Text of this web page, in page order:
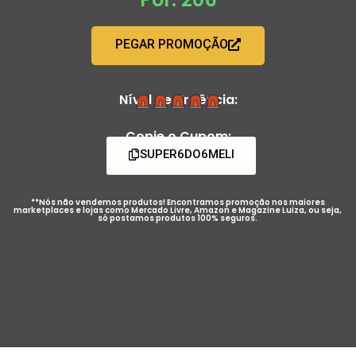
PEGAR PROMOÇÃO
Nível de Urgência:
Copie o Cupom:
SUPER6DO6MELI
**Nós não vendemos produtos! Encontramos promoção nos maiores
marketplaces e lojas como Mercado Livre, Amazon e Magazine Luiza, ou seja,
só postamos produtos 100% seguros.